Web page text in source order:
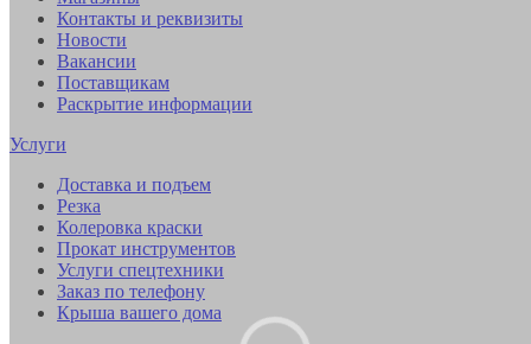
Контакты и реквизиты
Новости
Вакансии
Поставщикам
Раскрытие информации
Услуги
Доставка и подъем
Резка
Колеровка краски
Прокат инструментов
Услуги спецтехники
Заказ по телефону
Крыша вашего дома